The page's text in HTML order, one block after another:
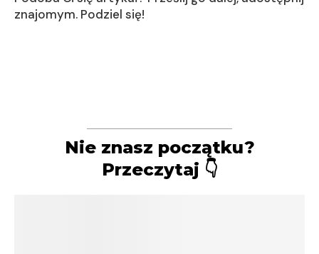
znajomym. Podziel się!
Nie znasz początku?
Przeczytaj 👇